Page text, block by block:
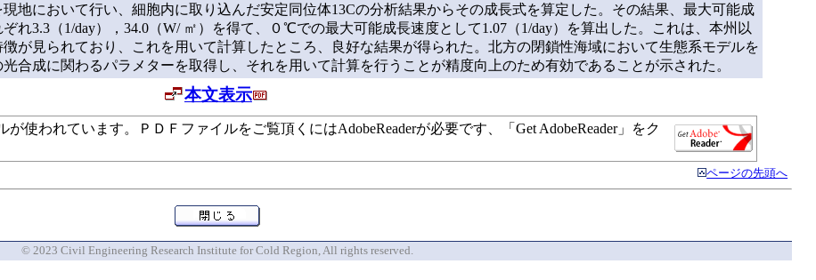
地において行い、細胞内に取り込んだ安定同位体13Cの分析結果からその成長式を算定した。その結果、最大可能成
れ3.3（1/day），34.0（W/ ㎡）を得て、０℃での最大可能成長速度として1.07（1/day）を算出した。これは、本州以
が見られており、これを用いて計算したところ、良好な結果が得られた。北方の閉鎖性海域において生態系モデルを
合成に関わるパラメターを取得し、それを用いて計算を行うことが精度向上のため有効であることが示された。
本文表示
使われています。ＰＤＦファイルをご覧頂くにはAdobeReaderが必要です、「Get AdobeReader」をク
ページの先頭へ
© 2023 Civil Engineering Research Institute for Cold Region, All rights reserved.